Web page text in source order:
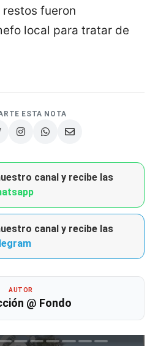
fueron
local para tratar de
ESTA NOTA
canal y recibe las
canal y recibe las
AUTOR
@ Fondo